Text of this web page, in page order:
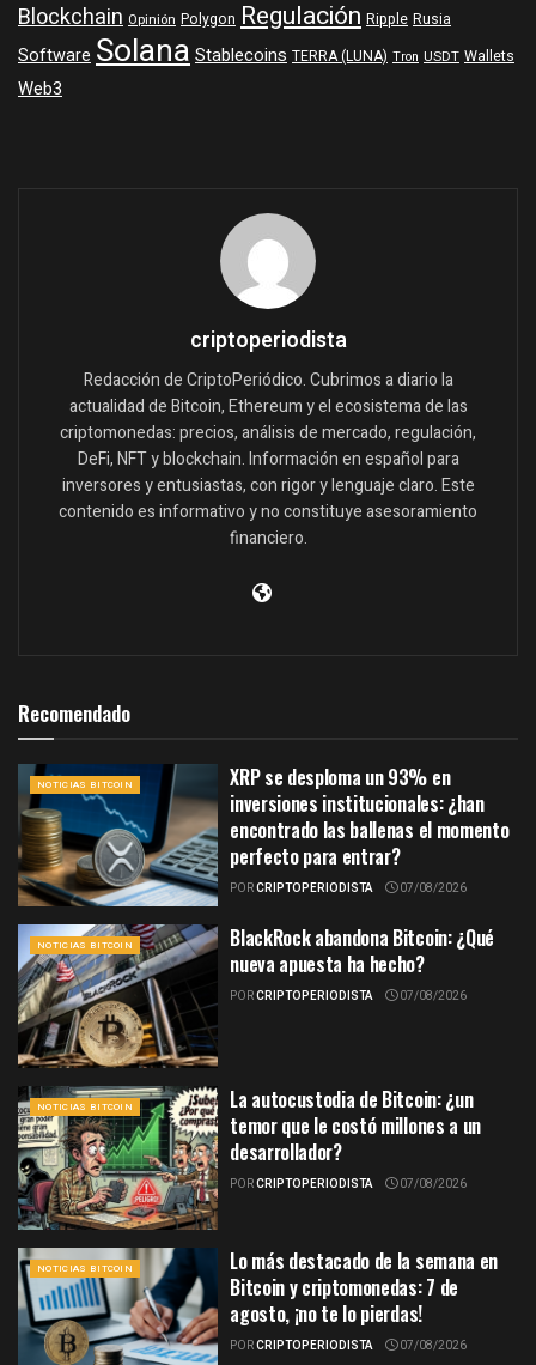
Blockchain Opinión Polygon Regulación Ripple Rusia
Software SolanaStablecoins TERRA (LUNA) Tron USDT Wallets
Web3
criptoperiodista
Redacción de CriptoPeriódico. Cubrimos a diario la
actualidad de Bitcoin, Ethereum y el ecosistema de las
criptomonedas: precios, análisis de mercado, regulación,
DeFi, NFT y blockchain. Información en español para
inversores y entusiastas, con rigor y lenguaje claro. Este
contenido es informativo y no constituye asesoramiento
financiero.
Recomendado
NOTICIAS BITCOIN
XRP se desploma un 93% en
inversiones institucionales: ¿han
encontrado las ballenas el momento
perfecto para entrar?
PORCRIPTOPERIODISTA 07/08/2026
NOTICIAS BITCOIN
BlackRock abandona Bitcoin: ¿Qué
nueva apuesta ha hecho?
PORCRIPTOPERIODISTA 07/08/2026
NOTICIAS BITCOIN
La autocustodia de Bitcoin: ¿un
temor que le costó millones a un
desarrollador?
PORCRIPTOPERIODISTA 07/08/2026
NOTICIAS BITCOIN
Lo más destacado de la semana en
Bitcoin y criptomonedas: 7 de
agosto, ¡no te lo pierdas!
PORCRIPTOPERIODISTA 07/08/2026